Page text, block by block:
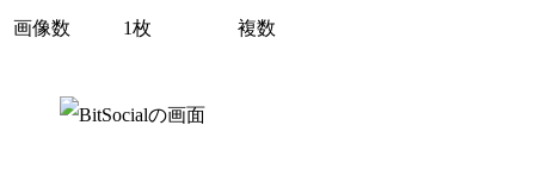
画像数 1枚 複数